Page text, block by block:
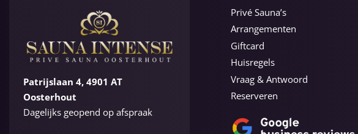
Patrijslaan 4, 4901 AT
Oosterhout
Dagelijks geopend op afspraak
Privé Sauna’s
Arrangementen
Giftcard
Huisregels
Vraag & Antwoord
Reserveren